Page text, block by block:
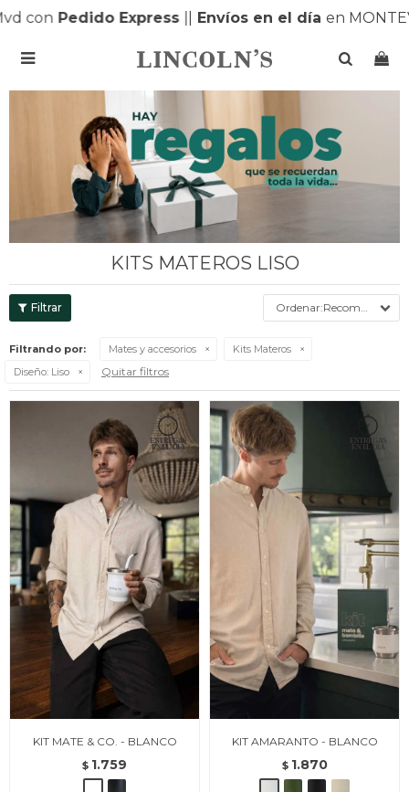
conPedido Express||Envíos en el díaen

KITS MATEROS LISO
Recomendados
Filtrando por: Mates y accesorios
Kits Materos
Diseño: Liso Quitar filtros
KIT MATE & CO. - BLANCO
$ 1.759
KIT AMARANTO - BLANCO
$ 1.870